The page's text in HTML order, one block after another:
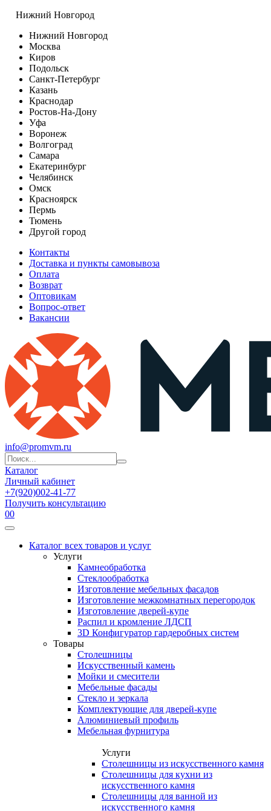
Нижний Новгород
Нижний Новгород
Москва
Киров
Подольск
Санкт-Петербург
Казань
Краснодар
Ростов-На-Дону
Уфа
Воронеж
Волгоград
Самара
Екатеринбург
Челябинск
Омск
Красноярск
Пермь
Тюмень
Другой город
Контакты
Доставка и пункты самовывоза
Оплата
Возврат
Оптовикам
Вопрос-ответ
Вакансии
info@promvm.ru
Каталог
Личный кабинет
+7(920)002-41-77
Получить консультацию
00
Каталог всех товаров и услуг
Услуги
Камнеобработка
Стеклообработка
Изготовление мебельных фасадов
Изготовление межкомнатных перегородок
Изготовление дверей-купе
Распил и кромление ЛДСП
3D Конфигуратор гардеробных систем
Товары
Столешницы
Искусственный камень
Мойки и смесители
Мебельные фасады
Стекло и зеркала
Комплектующие для дверей-купе
Алюминиевый профиль
Мебельная фурнитура
Услуги
Столешницы из искусственного камня
Столешницы для кухни из
искусственного камня
Столешницы для ванной из
искусственного камня